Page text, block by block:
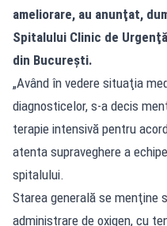
ameliorare, au anunţat,
Spitalului Clinic de
din București.
„Având în vedere situaţia
diagnosticelor, s-a decis
terapie intensivă pentru
atenta supraveghere a
spitalului.
Starea generală se menţine
administrare de oxigen, cu